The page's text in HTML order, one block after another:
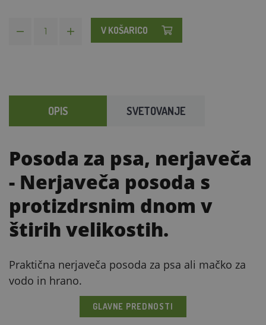
V KOŠARICO
OPIS SVETOVANJE
Posoda za psa, nerjaveča
- Nerjaveča posoda s
protizdrsnim dnom v
štirih velikostih.
Praktična nerjaveča posoda za psa ali mačko za
vodo in hrano.
GLAVNE PREDNOSTI